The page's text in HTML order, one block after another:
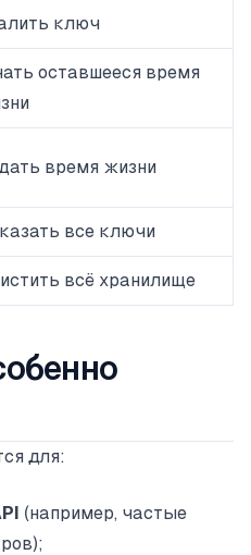
ключ
оставшееся время
время жизни
все ключи
всё хранилище
для:
(например, частые